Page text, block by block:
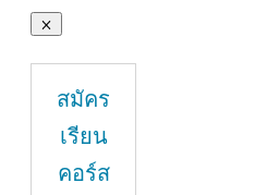
สมัคร
เรียน
คอร์ส